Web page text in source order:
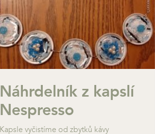
Náhrdelník z kapslí
Nespresso
Kapsle vyčistíme od zbytků kávy